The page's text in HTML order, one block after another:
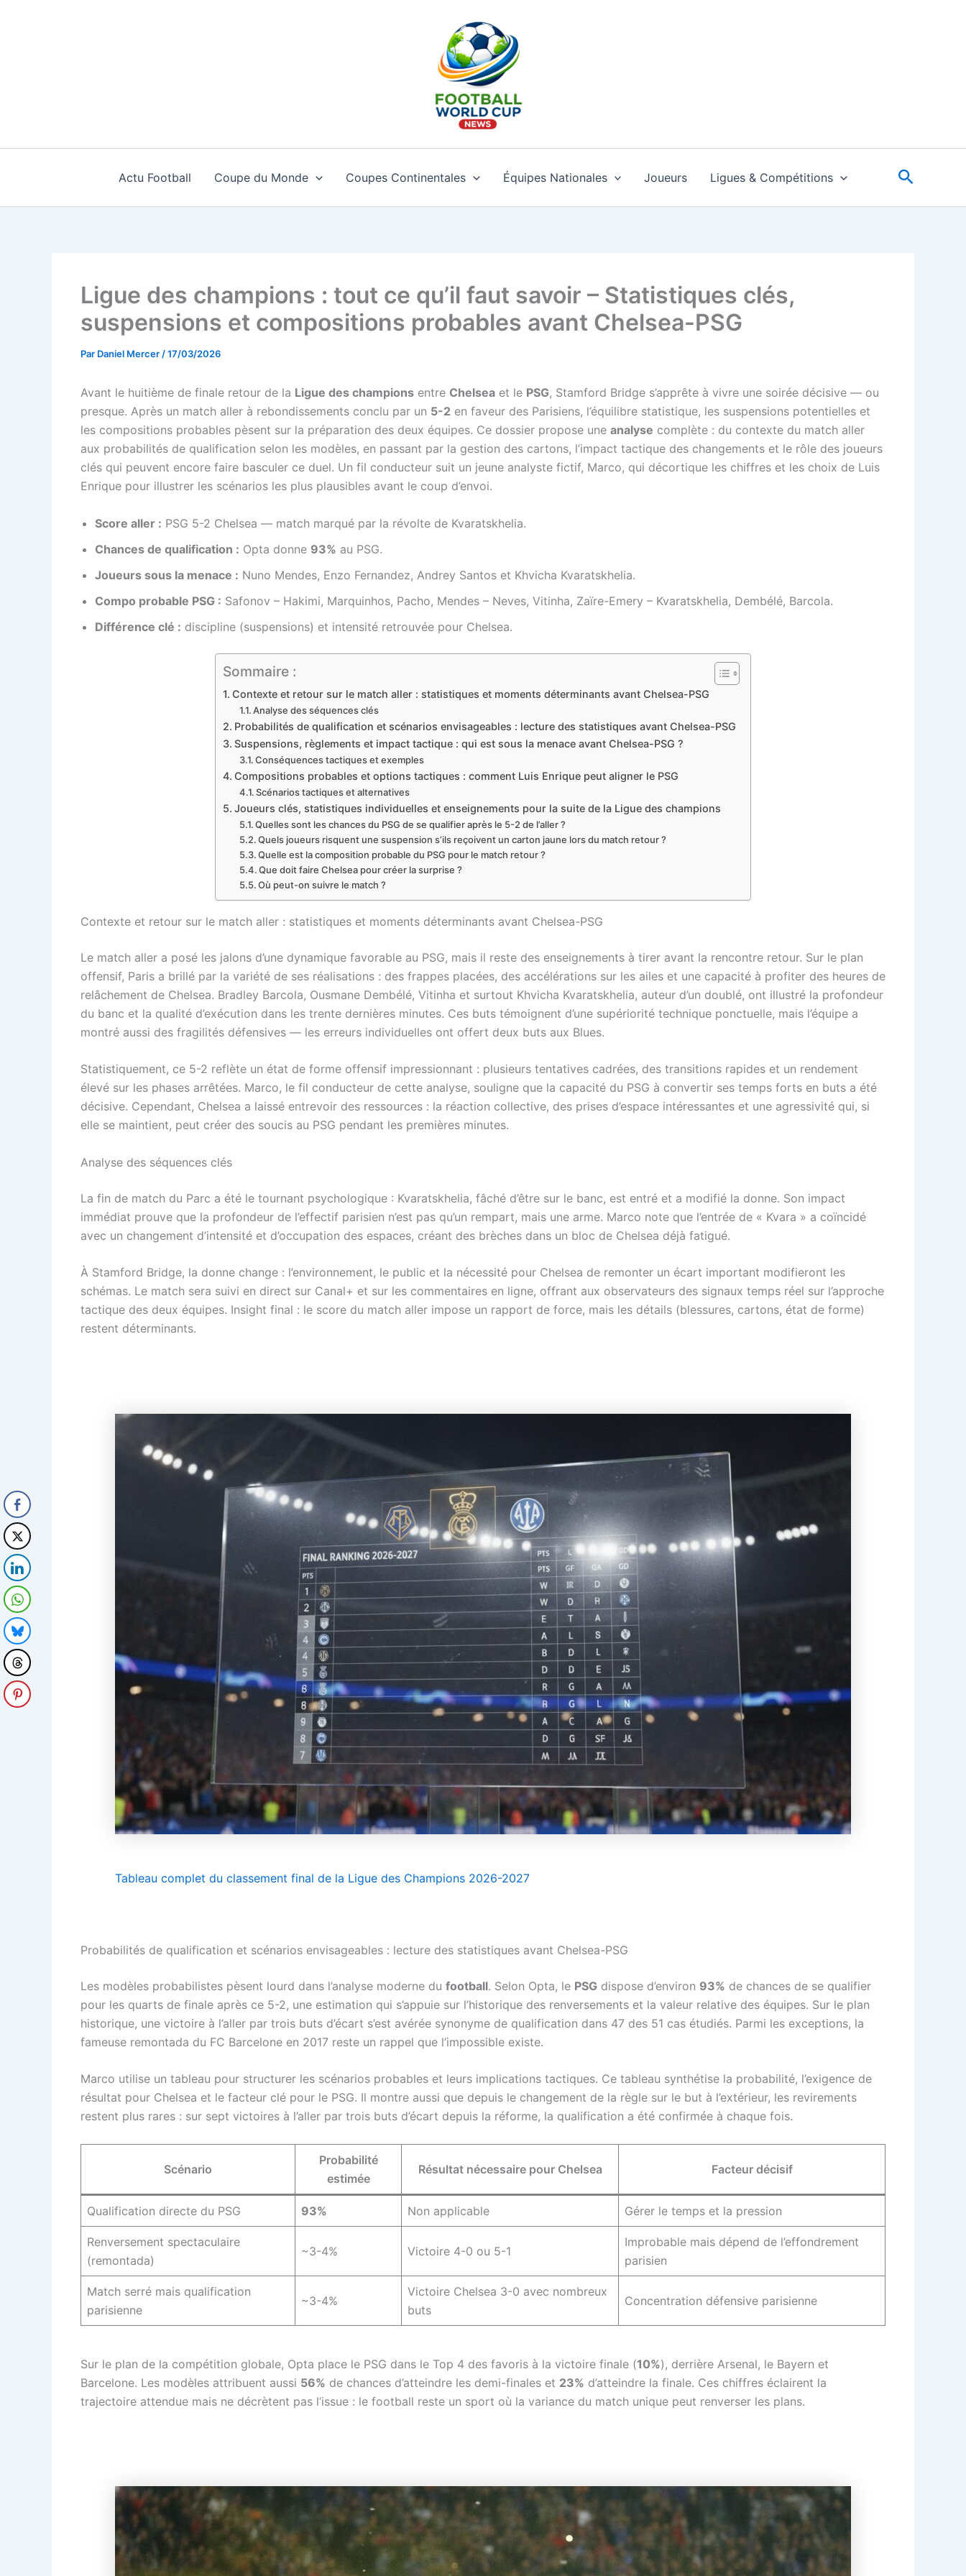
Actu Football Coupe du Monde Coupes Continentales Équipes Nationales Joueurs Ligues & Compétitions
Ligue des champions : tout ce qu’il faut savoir – Statistiques clés,
suspensions et compositions probables avant Chelsea-PSG
Par Daniel Mercer /17/03/2026
Avant le huitième de finale retour de la Ligue des champions entre Chelsea et le PSG, Stamford Bridge s’apprête à vivre une soirée décisive — ou
presque. Après un match aller à rebondissements conclu par un 5-2 en faveur des Parisiens, l’équilibre statistique, les suspensions potentielles et
les compositions probables pèsent sur la préparation des deux équipes. Ce dossier propose une analyse complète : du contexte du match aller
aux probabilités de qualification selon les modèles, en passant par la gestion des cartons, l’impact tactique des changements et le rôle des joueurs
clés qui peuvent encore faire basculer ce duel. Un fil conducteur suit un jeune analyste fictif, Marco, qui décortique les chiffres et les choix de Luis
Enrique pour illustrer les scénarios les plus plausibles avant le coup d’envoi.
Score aller : PSG 5-2 Chelsea — match marqué par la révolte de Kvaratskhelia.
Chances de qualification : Opta donne 93% au PSG.
Joueurs sous la menace : Nuno Mendes, Enzo Fernandez, Andrey Santos et Khvicha Kvaratskhelia.
Compo probable PSG : Safonov – Hakimi, Marquinhos, Pacho, Mendes – Neves, Vitinha, Zaïre-Emery – Kvaratskhelia, Dembélé, Barcola.
Différence clé : discipline (suspensions) et intensité retrouvée pour Chelsea.
Sommaire :
Contexte et retour sur le match aller : statistiques et moments déterminants avant Chelsea-PSG
Analyse des séquences clés
Probabilités de qualification et scénarios envisageables : lecture des statistiques avant Chelsea-PSG
Suspensions, règlements et impact tactique : qui est sous la menace avant Chelsea-PSG ?
Conséquences tactiques et exemples
Compositions probables et options tactiques : comment Luis Enrique peut aligner le PSG
Scénarios tactiques et alternatives
Joueurs clés, statistiques individuelles et enseignements pour la suite de la Ligue des champions
Quelles sont les chances du PSG de se qualifier après le 5-2 de l’aller ?
Quels joueurs risquent une suspension s’ils reçoivent un carton jaune lors du match retour ?
Quelle est la composition probable du PSG pour le match retour ?
Que doit faire Chelsea pour créer la surprise ?
Où peut-on suivre le match ?
Contexte et retour sur le match aller : statistiques et moments déterminants avant Chelsea-PSG
Le match aller a posé les jalons d’une dynamique favorable au PSG, mais il reste des enseignements à tirer avant la rencontre retour. Sur le plan
offensif, Paris a brillé par la variété de ses réalisations : des frappes placées, des accélérations sur les ailes et une capacité à profiter des heures de
relâchement de Chelsea. Bradley Barcola, Ousmane Dembélé, Vitinha et surtout Khvicha Kvaratskhelia, auteur d’un doublé, ont illustré la profondeur
du banc et la qualité d’exécution dans les trente dernières minutes. Ces buts témoignent d’une supériorité technique ponctuelle, mais l’équipe a
montré aussi des fragilités défensives — les erreurs individuelles ont offert deux buts aux Blues.
Statistiquement, ce 5-2 reflète un état de forme offensif impressionnant : plusieurs tentatives cadrées, des transitions rapides et un rendement
élevé sur les phases arrêtées. Marco, le fil conducteur de cette analyse, souligne que la capacité du PSG à convertir ses temps forts en buts a été
décisive. Cependant, Chelsea a laissé entrevoir des ressources : la réaction collective, des prises d’espace intéressantes et une agressivité qui, si
elle se maintient, peut créer des soucis au PSG pendant les premières minutes.
Analyse des séquences clés
La fin de match du Parc a été le tournant psychologique : Kvaratskhelia, fâché d’être sur le banc, est entré et a modifié la donne. Son impact
immédiat prouve que la profondeur de l’effectif parisien n’est pas qu’un rempart, mais une arme. Marco note que l’entrée de « Kvara » a coïncidé
avec un changement d’intensité et d’occupation des espaces, créant des brèches dans un bloc de Chelsea déjà fatigué.
À Stamford Bridge, la donne change : l’environnement, le public et la nécessité pour Chelsea de remonter un écart important modifieront les
schémas. Le match sera suivi en direct sur Canal+ et sur les commentaires en ligne, offrant aux observateurs des signaux temps réel sur l’approche
tactique des deux équipes. Insight final : le score du match aller impose un rapport de force, mais les détails (blessures, cartons, état de forme)
restent déterminants.
Tableau complet du classement final de la Ligue des Champions 2026-2027
Probabilités de qualification et scénarios envisageables : lecture des statistiques avant Chelsea-PSG
Les modèles probabilistes pèsent lourd dans l’analyse moderne du football. Selon Opta, le PSG dispose d’environ 93% de chances de se qualifier
pour les quarts de finale après ce 5-2, une estimation qui s’appuie sur l’historique des renversements et la valeur relative des équipes. Sur le plan
historique, une victoire à l’aller par trois buts d’écart s’est avérée synonyme de qualification dans 47 des 51 cas étudiés. Parmi les exceptions, la
fameuse remontada du FC Barcelone en 2017 reste un rappel que l’impossible existe.
Marco utilise un tableau pour structurer les scénarios probables et leurs implications tactiques. Ce tableau synthétise la probabilité, l’exigence de
résultat pour Chelsea et le facteur clé pour le PSG. Il montre aussi que depuis le changement de la règle sur le but à l’extérieur, les revirements
restent plus rares : sur sept victoires à l’aller par trois buts d’écart depuis la réforme, la qualification a été confirmée à chaque fois.
Scénario
Probabilité
estimée
Résultat nécessaire pour Chelsea Facteur décisif
Qualification directe du PSG 93% Non applicable Gérer le temps et la pression
Renversement spectaculaire
(remontada)
~3-4% Victoire 4-0 ou 5-1
Improbable mais dépend de l’effondrement
parisien
Match serré mais qualification
parisienne
~3-4%
Victoire Chelsea 3-0 avec nombreux
buts
Concentration défensive parisienne
Sur le plan de la compétition globale, Opta place le PSG dans le Top 4 des favoris à la victoire finale (10%), derrière Arsenal, le Bayern et
Barcelone. Les modèles attribuent aussi 56% de chances d’atteindre les demi-finales et 23% d’atteindre la finale. Ces chiffres éclairent la
trajectoire attendue mais ne décrètent pas l’issue : le football reste un sport où la variance du match unique peut renverser les plans.